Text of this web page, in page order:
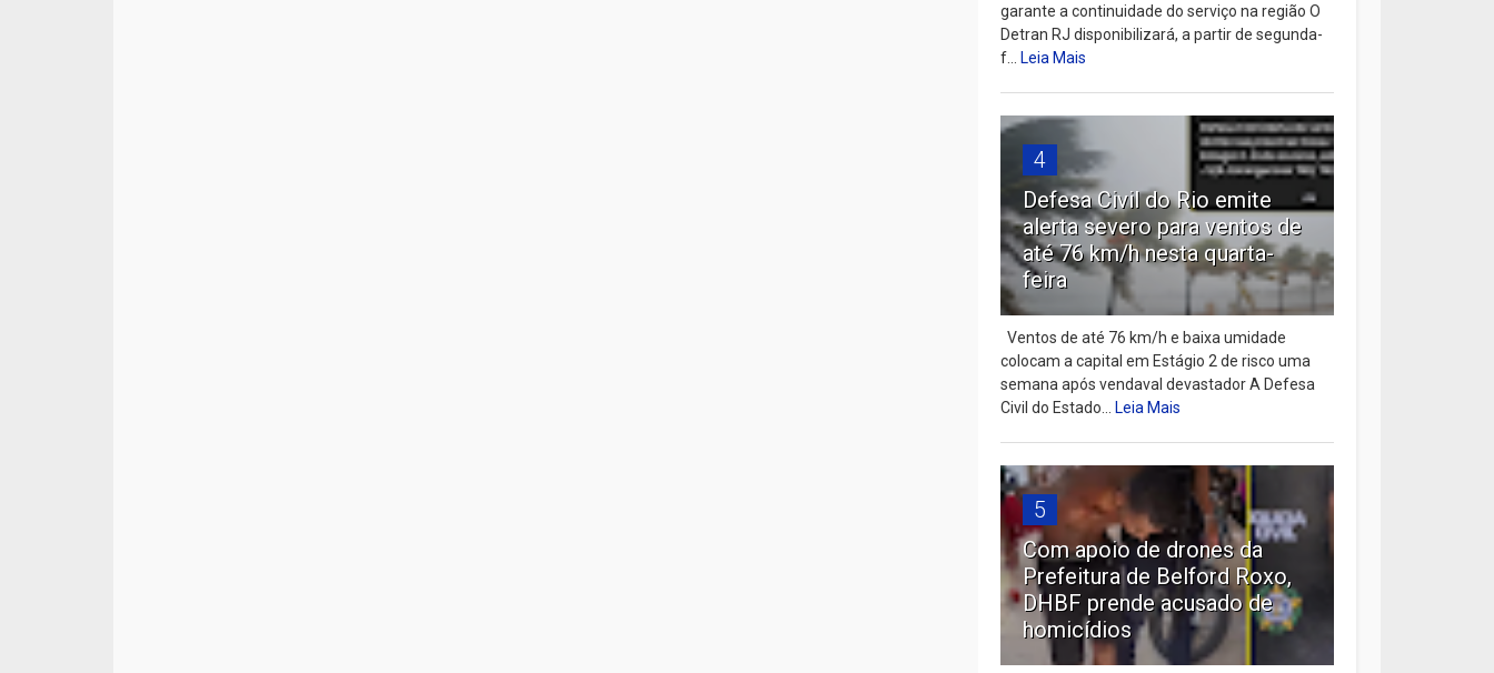
garante a continuidade do serviço na região O
Detran RJ disponibilizará, a partir de segunda-
f...Leia Mais
4
Defesa Civil do Rio emite
alerta severo para ventos de
até 76 km/h nesta quarta-
feira
Ventos de até 76 km/h e baixa umidade
colocam a capital em Estágio 2 de risco uma
semana após vendaval devastador A Defesa
Civil do Estado...Leia Mais
5
Com apoio de drones da
Prefeitura de Belford Roxo,
DHBF prende acusado de
homicídios